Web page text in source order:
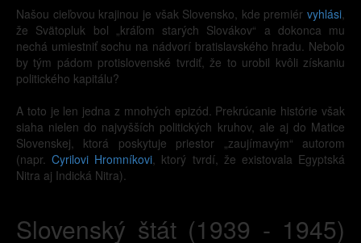
Našou cieľovou krajinou je však Slovensko, kde premiér vyhlási,
že Svätopluk bol „kráľom starých Slovákov“ a dokonca mu
nechá umiestniť sochu na nádvorí bratislavského hradu. Nebolo
by tým pádom protislovenské tvrdiť, že to urobil kvôli získaniu
politického kapitálu?
A toto je len jedna z mnohých epizód. Prekrúcanie histórie však
siaha nielen do najvyšších politických kruhov, ale aj do Matice
Slovenskej, ktorá poskytuje priestor „zaujímavým“ autorom
(napr.Cyrilovi Hromníkovi, ktorý tvrdí, že existovala Egyptská
Nitra aj Indická Nitra).
Slovenský štát (1939 - 1945)